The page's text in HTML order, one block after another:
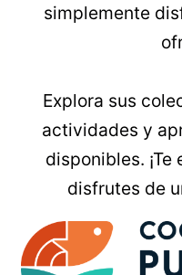
simplemente
Explora sus
actividades y
disponibles.
disfrutes de